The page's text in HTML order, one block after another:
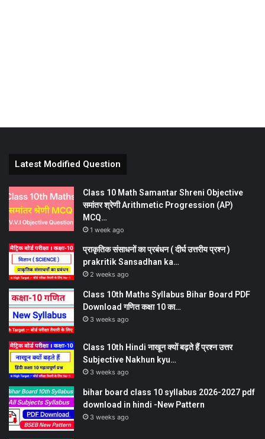
Latest Modified Question
Class 10 Math Samantar Shreni Objective
समांतर श्रेणी Arithmetic Progression (AP)
MCQ…
1 week ago
प्राकृतिक संसाधनों का प्रबंधन ( दीर्घ उत्तरीय प्रश्न )
prakritik Sansadhan ka…
2 weeks ago
Class 10th Maths Syllabus Bihar Board PDF
Download गणित कक्षा 10 का…
3 weeks ago
Class 10th Hindi नाखून क्यों बढ़ते हैं प्रश्न उत्तर
Subjective Nakhun kyu…
3 weeks ago
bihar board class 10 syllabus 2026-2027 pdf
download in hindi -New Pattern
3 weeks ago